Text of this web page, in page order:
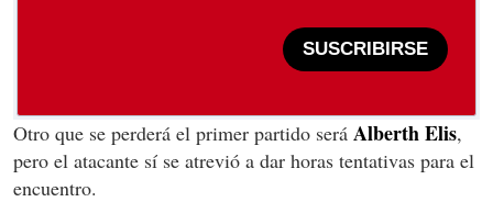
SUSCRIBIRSE
Otro que se perderá el primer partido será Alberth Elis,
pero el atacante sí se atrevió a dar horas tentativas para el
encuentro.